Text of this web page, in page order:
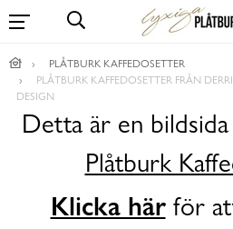
PLÅTBURK KAFFEDOSETTER
PLÅTBURK KAFFEDOSETTER FRÅN
DESIGN
Detta är en
Plåtburk
Klicka härför